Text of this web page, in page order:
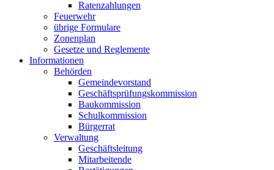
Ratenzahlungen
Feuerwehr
übrige Formulare
Zonenplan
Gesetze und Reglemente
Informationen
Behörden
Gemeindevorstand
Geschäftsprüfungskommission
Baukommission
Schulkommission
Bürgerrat
Verwaltung
Geschäftsleitung
Mitarbeitende